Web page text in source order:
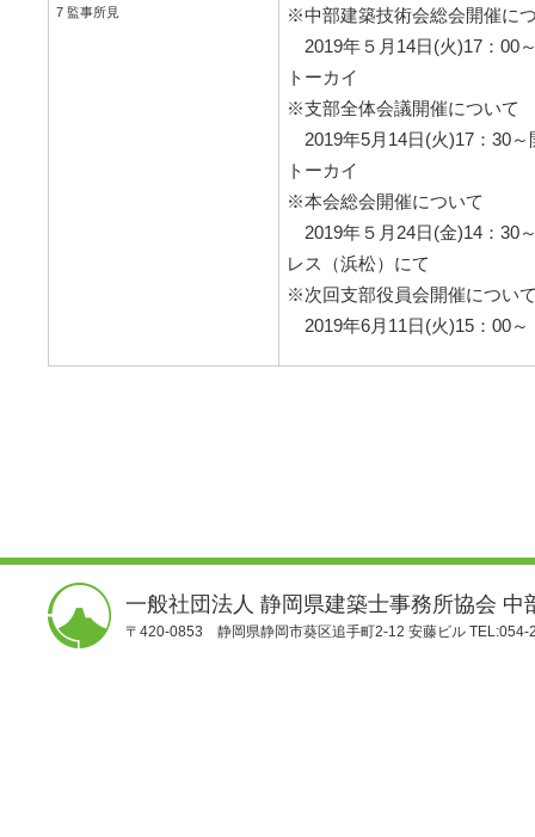
7 監事所見
※中部建築技術会総会開催に
2019年５月14日(火)17：00
トーカイ
※支部全体会議開催について
2019年5月14日(火)17：30
トーカイ
※本会総会開催について
2019年５月24日(金)14：30
レス（浜松）にて
※次回支部役員会開催につい
2019年6月11日(火)15：00
一般社団法人 静岡県建築士事務所協会 中
〒420-0853 静岡県静岡市葵区追手町2-12 安藤ビル TEL:054-